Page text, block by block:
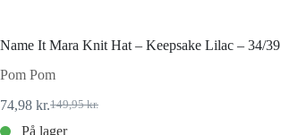
Name It Mara Knit Hat – Keepsake Lilac – 34/39
Pom Pom
149,95kr.
Den
oprindelige
74,98 kr.Den
aktuelle
På lager